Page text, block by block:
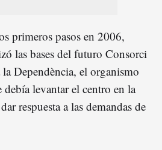
primeros pasos en 2006,
las bases del futuro Consorci
Dependència, el organismo
levantar el centro en la
respuesta a las demandas de